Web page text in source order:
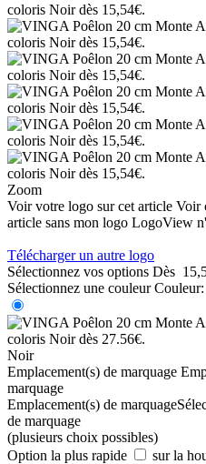
Zoom
Voir votre logo sur cet article Voir
article sans mon logo LogoView
Télécharger un autre logo
Sélectionnez vos options Dès
Sélectionnez une couleur Couleur:
Noir
Emplacement(s) de marquage
marquage
Emplacement(s) de marquage
de marquage
(plusieurs choix possibles)
Option la plus rapide
sur la